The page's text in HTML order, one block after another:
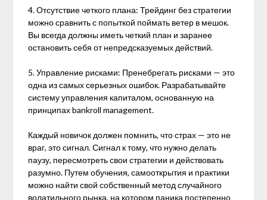
4. Отсутствие четкого плана: Трейдинг без стратегии
можно сравнить с попыткой поймать ветер в мешок.
Вы всегда должны иметь четкий план и заранее
остановить себя от непредсказуемых действий.
5. Управление рисками: Пренебрегать рисками — это
одна из самых серьезных ошибок. Разрабатывайте
систему управления капиталом, основанную на
принципах bankroll management.
Каждый новичок должен помнить, что страх — это не
враг, это сигнал. Сигнал к тому, что нужно делать
паузу, пересмотреть свои стратегии и действовать
разумно. Путем обучения, самооткрытия и практики
можно найти свой собственный метод случайного
волатильного рынка, на котором паника постепенно